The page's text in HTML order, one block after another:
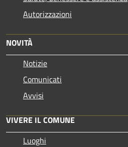
Autorizzazioni
NOVITÀ
Notizie
Comunicati
Avvisi
VIVERE IL COMUNE
Luoghi